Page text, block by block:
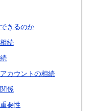
きるのか
続
カウントの相続
係
要性